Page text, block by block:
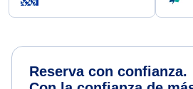
Reserva con confianza.